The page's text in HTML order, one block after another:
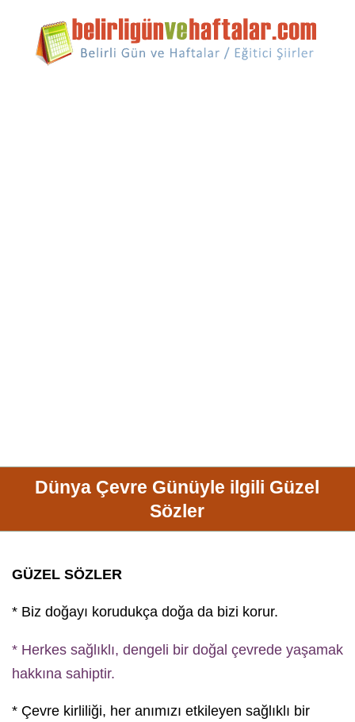
Dünya Çevre Günüyle ilgili Güzel
Sözler
GÜZEL SÖZLER
* Biz doğayı korudukça doğa da bizi korur.
* Herkes sağlıklı, dengeli bir doğal çevrede yaşamak
hakkına sahiptir.
* Çevre kirliliği, her anımızı etkileyen sağlıklı bir